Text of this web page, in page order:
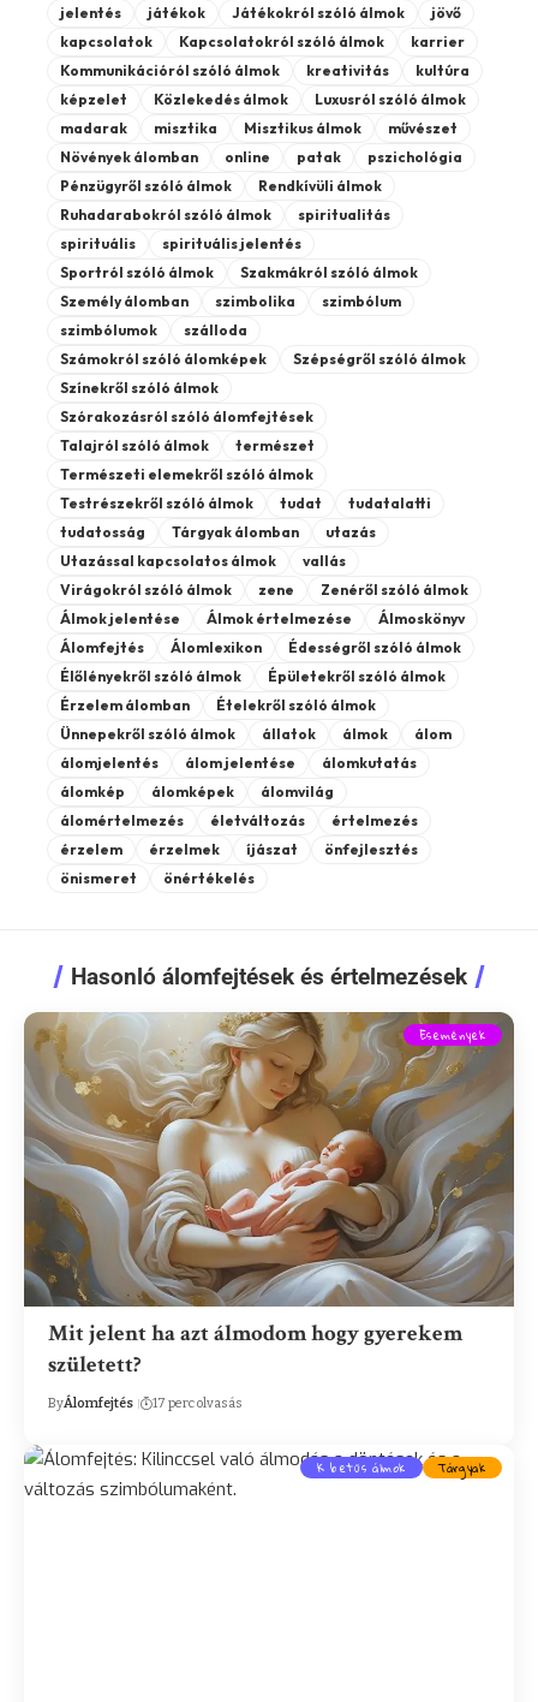
jelentés
játékok Játékokról szóló álmok
jövő
kapcsolatok
Kapcsolatokról szóló álmok
karrier
Kommunikációról szóló álmok
kreativitás
kultúra
képzelet
Közlekedés álmok
Luxusról szóló álmok
madarak
misztika Misztikus álmok
művészet
Növények álomban
online patak
pszichológia
Pénzügyről szóló álmok
Rendkívüli álmok
Ruhadarabokról szóló álmok
spiritualitás
spirituális
spirituális jelentés
Sportról szóló álmok
Szakmákról szóló álmok
Személy álomban
szimbolika
szimbólum
szimbólumok
szálloda
Számokról szóló álomképek
Szépségről szóló álmok
Színekről szóló álmok
Szórakozásról szóló álomfejtések
Talajról szóló álmok
természet
Természeti elemekről szóló álmok
Testrészekről szóló álmok
tudat
tudatalatti
tudatosság
Tárgyak álomban
utazás
Utazással kapcsolatos álmok
vallás
Virágokról szóló álmok
zene
Zenéről szóló álmok
Álmok jelentése
Álmok értelmezése
Álmoskönyv
Álomfejtés
Álomlexikon
Édességről szóló álmok
Élőlényekről szóló álmok
Épületekről szóló álmok
Érzelem álomban
Ételekről szóló álmok
Ünnepekről szóló álmok
állatok álmok
álom
álomjelentés
álom jelentése
álomkutatás
álomkép
álomképek
álomvilág
álomértelmezés
életváltozás
értelmezés
érzelem
érzelmek íjászat
önfejlesztés
önismeret
önértékelés
Hasonló álomfejtések és értelmezések
Események
Mit jelent ha azt álmodom hogy gyerekem
született?
ByÁlomfejtés 17 perc olvasás
K betűs álmok Tárgyak